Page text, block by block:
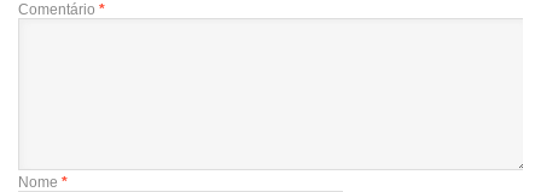
Comentário *
Nome *